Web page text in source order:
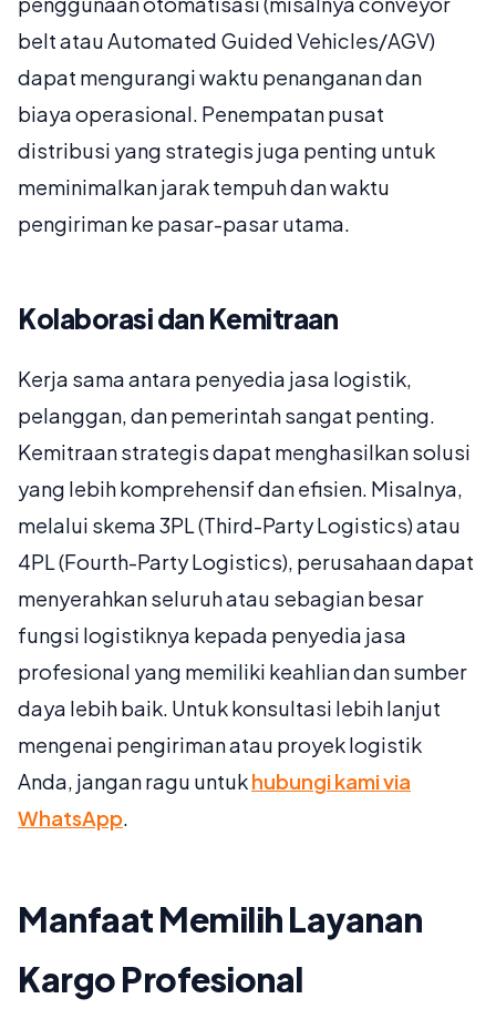
belt atau Automated Guided Vehicles/AGV)
dapat mengurangi waktu penanganan dan
biaya operasional. Penempatan pusat
distribusi yang strategis juga penting untuk
meminimalkan jarak tempuh dan waktu
pengiriman ke pasar-pasar utama.
Kolaborasi dan Kemitraan
Kerja sama antara penyedia jasa logistik,
pelanggan, dan pemerintah sangat penting.
Kemitraan strategis dapat menghasilkan solusi
yang lebih komprehensif dan efisien. Misalnya,
melalui skema 3PL (Third-Party Logistics) atau
4PL (Fourth-Party Logistics), perusahaan dapat
menyerahkan seluruh atau sebagian besar
fungsi logistiknya kepada penyedia jasa
profesional yang memiliki keahlian dan sumber
daya lebih baik. Untuk konsultasi lebih lanjut
mengenai pengiriman atau proyek logistik
Anda, jangan ragu untukhubungi kami via
WhatsApp.
Manfaat Memilih Layanan
Kargo Profesional